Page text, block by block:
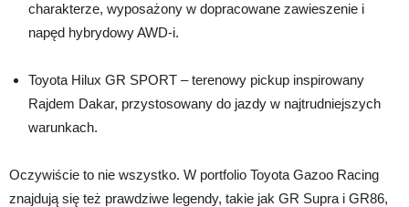
charakterze, wyposażony w dopracowane zawieszenie i
napęd hybrydowy AWD-i.
Toyota Hilux GR SPORT – terenowy pickup inspirowany
Rajdem Dakar, przystosowany do jazdy w najtrudniejszych
warunkach.
Oczywiście to nie wszystko. W portfolio Toyota Gazoo Racing
znajdują się też prawdziwe legendy, takie jak GR Supra i GR86,